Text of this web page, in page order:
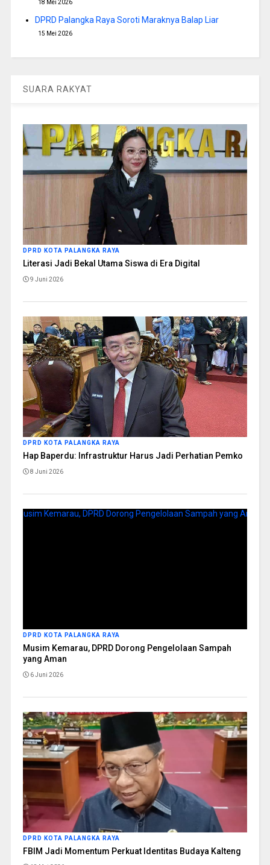
18 Mei 2026
DPRD Palangka Raya Soroti Maraknya Balap Liar
15 Mei 2026
SUARA RAKYAT
DPRD KOTA PALANGKA RAYA
Literasi Jadi Bekal Utama Siswa di Era Digital
9 Juni 2026
DPRD KOTA PALANGKA RAYA
Hap Baperdu: Infrastruktur Harus Jadi Perhatian Pemko
8 Juni 2026
DPRD KOTA PALANGKA RAYA
Musim Kemarau, DPRD Dorong Pengelolaan Sampah
yang Aman
6 Juni 2026
DPRD KOTA PALANGKA RAYA
FBIM Jadi Momentum Perkuat Identitas Budaya Kalteng